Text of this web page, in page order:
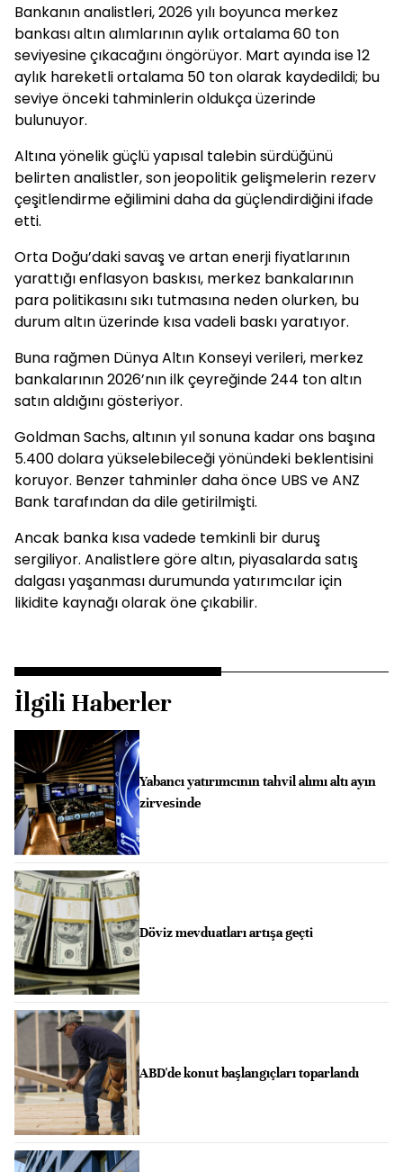
Bankanın analistleri, 2026 yılı boyunca merkez
bankası altın alımlarının aylık ortalama 60 ton
seviyesine çıkacağını öngörüyor. Mart ayında ise 12
aylık hareketli ortalama 50 ton olarak kaydedildi; bu
seviye önceki tahminlerin oldukça üzerinde
bulunuyor.
Altına yönelik güçlü yapısal talebin sürdüğünü
belirten analistler, son jeopolitik gelişmelerin rezerv
çeşitlendirme eğilimini daha da güçlendirdiğini ifade
etti.
Orta Doğu’daki savaş ve artan enerji fiyatlarının
yarattığı enflasyon baskısı, merkez bankalarının
para politikasını sıkı tutmasına neden olurken, bu
durum altın üzerinde kısa vadeli baskı yaratıyor.
Buna rağmen Dünya Altın Konseyi verileri, merkez
bankalarının 2026’nın ilk çeyreğinde 244 ton altın
satın aldığını gösteriyor.
Goldman Sachs, altının yıl sonuna kadar ons başına
5.400 dolara yükselebileceği yönündeki beklentisini
koruyor. Benzer tahminler daha önce UBS ve ANZ
Bank tarafından da dile getirilmişti.
Ancak banka kısa vadede temkinli bir duruş
sergiliyor. Analistlere göre altın, piyasalarda satış
dalgası yaşanması durumunda yatırımcılar için
likidite kaynağı olarak öne çıkabilir.
İlgili Haberler
Yabancı yatırımcının tahvil alımı altı ayın
zirvesinde
Döviz mevduatları artışa geçti
ABD'de konut başlangıçları toparlandı